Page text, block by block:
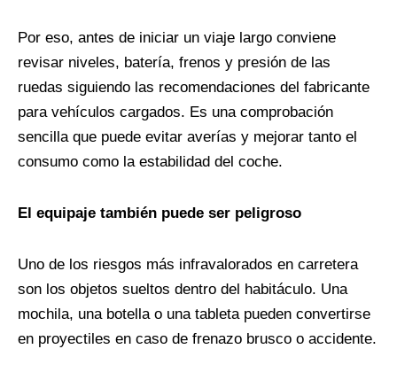
Por eso, antes de iniciar un viaje largo conviene
revisar niveles, batería, frenos y presión de las
ruedas siguiendo las recomendaciones del fabricante
para vehículos cargados. Es una comprobación
sencilla que puede evitar averías y mejorar tanto el
consumo como la estabilidad del coche.
El equipaje también puede ser peligroso
Uno de los riesgos más infravalorados en carretera
son los objetos sueltos dentro del habitáculo. Una
mochila, una botella o una tableta pueden convertirse
en proyectiles en caso de frenazo brusco o accidente.